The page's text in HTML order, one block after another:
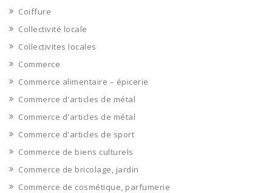
Coiffure
Collectivité locale
Collectivites locales
Commerce
Commerce alimentaire – épicerie
Commerce d'articles de métal
Commerce d'articles de métal
Commerce d'articles de sport
Commerce de biens culturels
Commerce de bricolage, jardin
Commerce de cosmétique, parfumerie